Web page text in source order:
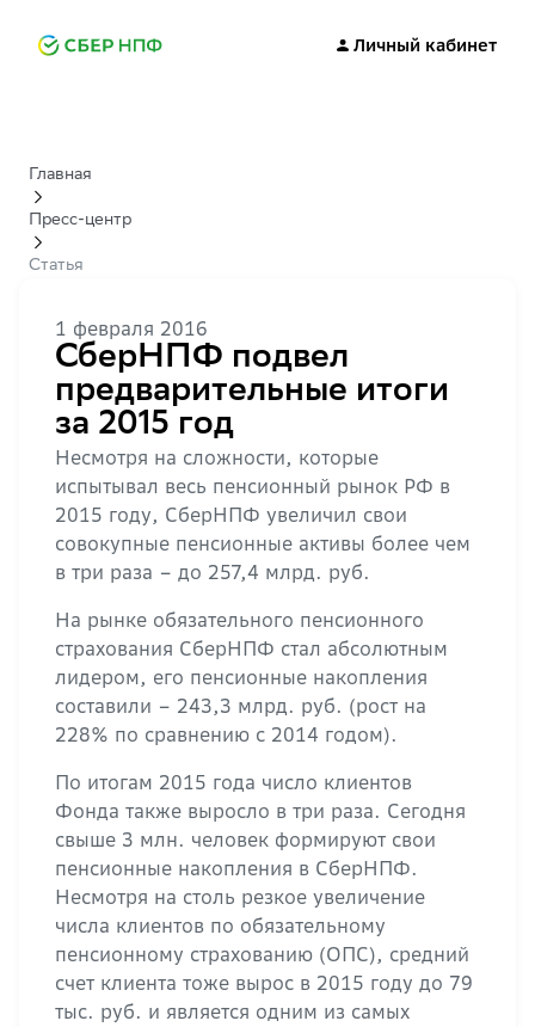
Личный кабинет
Главная
Пресс-центр
Статья
1 февраля 2016
СберНПФ подвел
предварительные итоги
за 2015 год
Несмотря на сложности, которые
испытывал весь пенсионный рынок РФ в
2015 году, СберНПФ увеличил свои
совокупные пенсионные активы более чем
в три раза – до 257,4 млрд. руб.
На рынке обязательного пенсионного
страхования СберНПФ стал абсолютным
лидером, его пенсионные накопления
составили – 243,3 млрд. руб. (рост на
228% по сравнению с 2014 годом).
По итогам 2015 года число клиентов
Фонда также выросло в три раза. Сегодня
свыше 3 млн. человек формируют свои
пенсионные накопления в СберНПФ.
Несмотря на столь резкое увеличение
числа клиентов по обязательному
пенсионному страхованию (ОПС), средний
счет клиента тоже вырос в 2015 году до 79
тыс. руб. и является одним из самых